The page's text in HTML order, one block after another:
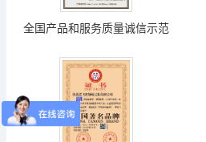
全国产品和服务质量诚信示范
企业